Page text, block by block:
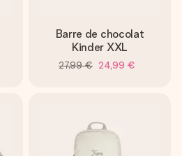
Barre de chocolat
Kinder XXL
27,99 € 24,99 €